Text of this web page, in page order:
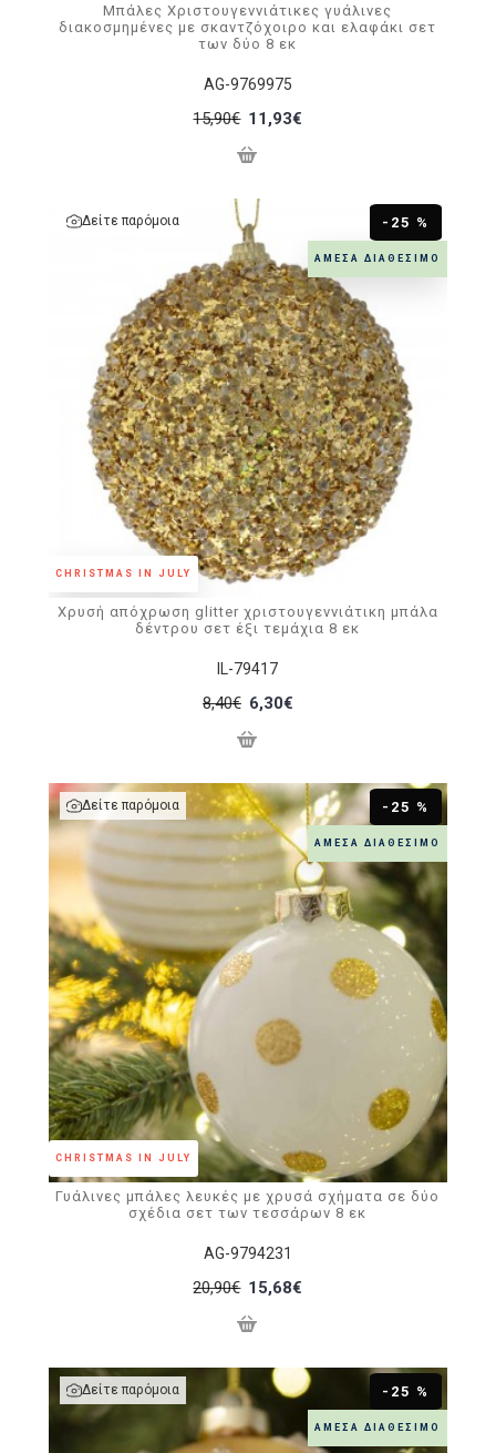
AG-9769975
Μπάλες Χριστουγεννιάτικες γυάλινες
διακοσμημένες με σκαντζόχοιρο και ελαφάκι σετ
των δύο 8 εκ
15,90€ 11,93€
ΆΜΕΣΑ ΔΙΑΘΈΣΙΜΟ
CHRISTMAS IN JULY
-25 %
Δείτε παρόμοια
IL-79417
Χρυσή απόχρωση glitter χριστουγεννιάτικη μπάλα
δέντρου σετ έξι τεμάχια 8 εκ
8,40€ 6,30€
ΆΜΕΣΑ ΔΙΑΘΈΣΙΜΟ
CHRISTMAS IN JULY
-25 %
Δείτε παρόμοια
AG-9794231
Γυάλινες μπάλες λευκές με χρυσά σχήματα σε δύο
σχέδια σετ των τεσσάρων 8 εκ
20,90€ 15,68€
ΆΜΕΣΑ ΔΙΑΘΈΣΙΜΟ
-25 %
Δείτε παρόμοια